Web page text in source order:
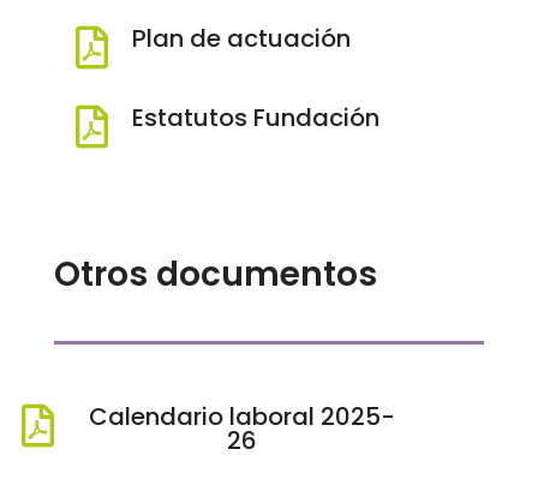
 Plan de actuación
 Estatutos Fundación
Otros documentos
 Calendario laboral 2025-
26